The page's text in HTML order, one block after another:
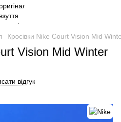
Кросівки Nike Court Vision Mid
Vision Mid Winter
відгук